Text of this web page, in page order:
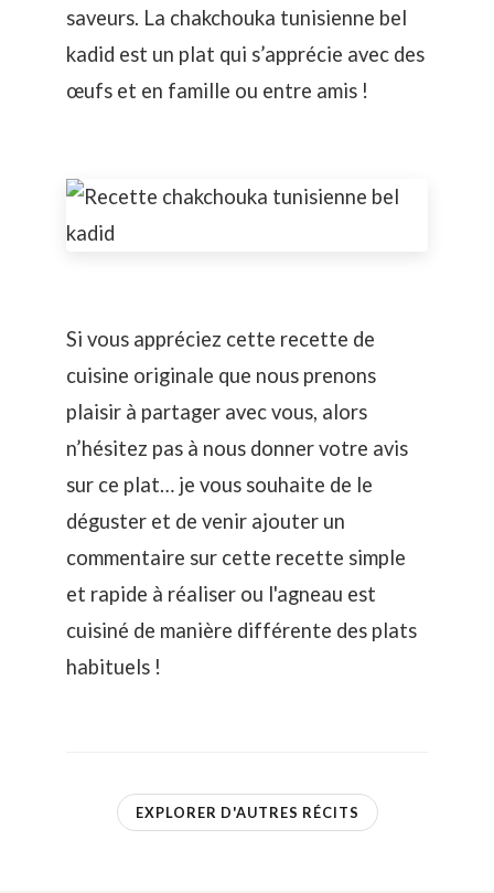
saveurs. La chakchouka tunisienne bel
kadid est un plat qui s’apprécie avec des
œufs et en famille ou entre amis !
Si vous appréciez cette recette de
cuisine originale que nous prenons
plaisir à partager avec vous, alors
n’hésitez pas à nous donner votre avis
sur ce plat… je vous souhaite de le
déguster et de venir ajouter un
commentaire sur cette recette simple
et rapide à réaliser ou l'agneau est
cuisiné de manière différente des plats
habituels !
EXPLORER D'AUTRES RÉCITS